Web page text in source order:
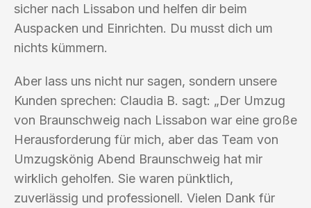
sicher nach Lissabon und helfen dir beim
Auspacken und Einrichten. Du musst dich um
nichts kümmern.
Aber lass uns nicht nur sagen, sondern unsere
Kunden sprechen: Claudia B. sagt: „Der Umzug
von Braunschweig nach Lissabon war eine große
Herausforderung für mich, aber das Team von
Umzugskönig Abend Braunschweig hat mir
wirklich geholfen. Sie waren pünktlich,
zuverlässig und professionell. Vielen Dank für